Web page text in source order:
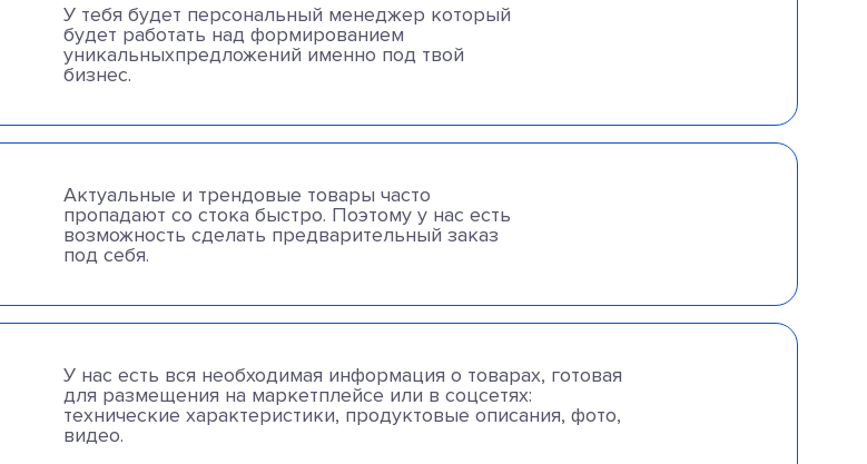
У тебя будет персональный менеджер который
будет работать над формированием
уникальныхпредложений именно под твой
бизнес.
Актуальные и трендовые товары часто
пропадают со стока быстро. Поэтому у нас есть
возможность сделать предварительный заказ
под себя.
У нас есть вся необходимая информация о товарах, готовая
для размещения на маркетплейсе или в соцсетях:
технические характеристики, продуктовые описания, фото,
видео.